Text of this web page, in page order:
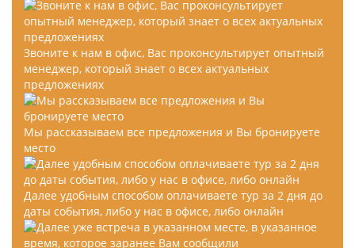
Звоните к нам в офис, Вас проконсультирует опытный
менеджер, который знает о всех актуальных
предложениях
Мы рассказываем все предложения и Вы бронируете
место
Далее удобным способом оплачиваете тур за 2 дня до
даты события, либо у нас в офисе, либо онлайн